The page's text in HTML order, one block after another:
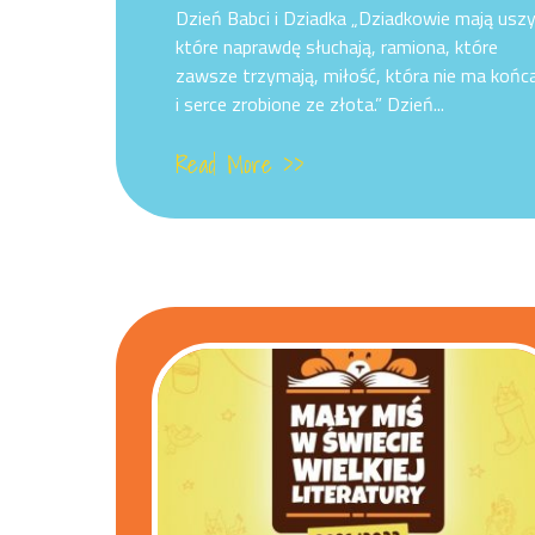
Dzień Babci i Dziadka „Dziadkowie mają
które naprawdę słuchają, ramiona, które
zawsze trzymają, miłość, która nie ma
i serce zrobione ze złota.” Dzień...
Read More >>